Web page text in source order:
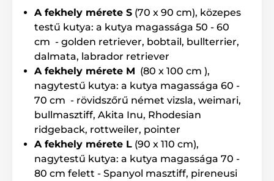
Reedog kutyafekhely
Megjegyzés: A kép csak illusztráció.
A műszaki specifikációk előzetes értesítés nélkül
változhatnak. A képek csak illusztrációk.
A termék a következő kategóriákba sorolt
Házak, fekhelyek Fekhelyek
Kistestű kutyáknak
A fekhely mérete S (70 x 90 cm), közepes
testű kutya: a kutya magassága 50 - 60
cm - golden retriever, bobtail, bullterrier,
dalmata, labrador retriever
A fekhely mérete M (80 x 100 cm ),
nagytestű kutya: a kutya magassága 60 -
70 cm - rövidszőrű német vizsla, weimari,
bullmasztiff, Akita Inu, Rhodesian
ridgeback, rottweiler, pointer
A fekhely mérete L (90 x 110 cm),
nagytestű kutya: a kutya magassága 70 -
80 cm felett - Spanyol masztiff, pireneusi